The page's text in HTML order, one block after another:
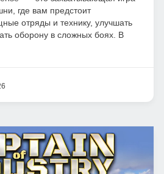
где вам предстоит
отряды и технику, улучшать
оборону в сложных боях. В